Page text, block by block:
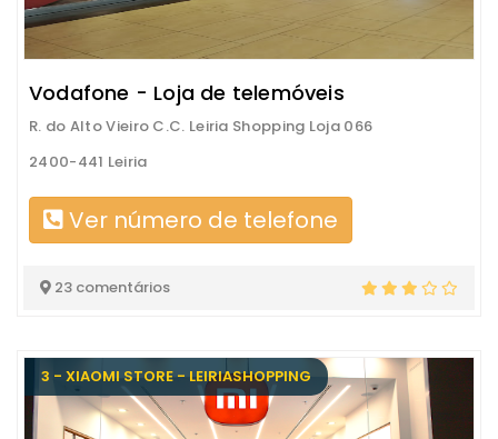
Vodafone - Loja de telemóveis
R. do Alto Vieiro C.C. Leiria Shopping Loja 066
2400-441 Leiria
Ver número de telefone
23 comentários
3 - XIAOMI STORE - LEIRIASHOPPING